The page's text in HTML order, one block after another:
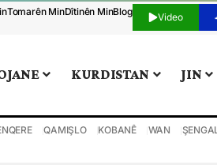
Tomarên MinDîtinên MinBlog Video
KURDISTAN JIN
QAMIŞLO KOBANÊ WAN ŞENGAL